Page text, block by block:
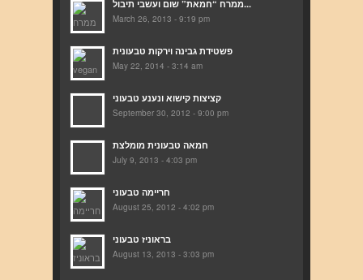
ממרח “חמאת” שום ועשבי תיבול...
March 26, 2013 - 9:19 pm
פשטידת גבינה וירקות טבעונית
May 22, 2014 - 3:14 am
קציצות קישוא ונענע טבעוני
September 30, 2012 - 9:00 pm
חמאה טבעונית מומלצת
July 9, 2013 - 4:03 pm
חריימה טבעוני
August 25, 2012 - 4:02 pm
בראוניז טבעוני
August 13, 2013 - 3:03 pm